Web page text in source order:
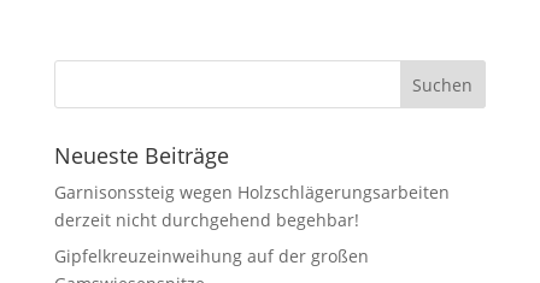
Neueste Beiträge
Garnisonssteig wegen Holzschlägerungsarbeiten
derzeit nicht durchgehend begehbar!
Gipfelkreuzeinweihung auf der großen